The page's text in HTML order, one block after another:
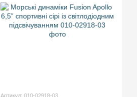
Артикул: 010-02918-03